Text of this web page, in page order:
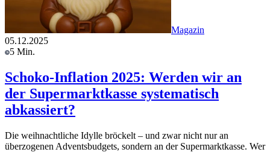
Magazin
05.12.2025
5 Min.
Schoko-Inflation 2025: Werden wir an
der Supermarktkasse systematisch
abkassiert?
Die weihnachtliche Idylle bröckelt – und zwar nicht nur an
überzogenen Adventsbudgets, sondern an der Supermarktkasse. Wer